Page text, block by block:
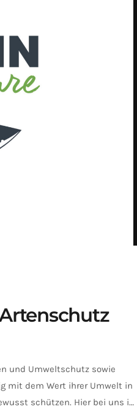
und Umweltschutz sowie
mit dem Wert ihrer Umwelt in
schützen. Hier bei uns im